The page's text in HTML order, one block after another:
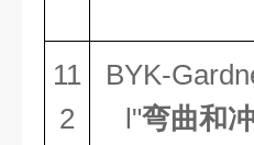
11
2
BYK-
l"弯曲和